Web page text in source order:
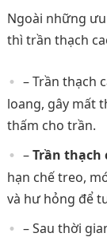
Ngoài những
thì trần thạch
– Trần thạch
loang, gây mất
thấm cho trần.
–Trần thạch
hạn chế treo,
và hư hỏng để
– Sau thời